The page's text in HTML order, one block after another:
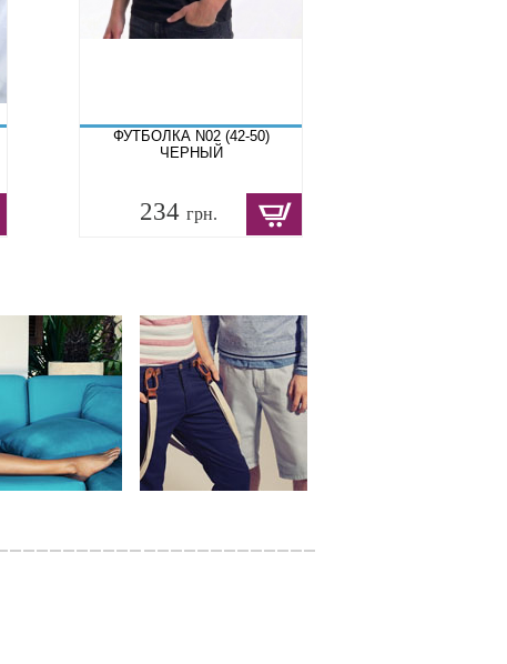
ФУТБОЛКА N02 (42-50)
ЧЕРНЫЙ
234 грн.